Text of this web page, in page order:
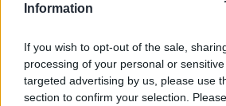
Information
If you wish to opt-out of the sale,
processing of your personal or
targeted advertising by us, please use
section to confirm your selection.
Classic